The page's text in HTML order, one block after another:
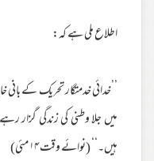
اطلاع ملی ہے کہ:
’’خدائی خدمتگار تحریک کے
میں جلا وطنی کی زندگی گزار
ہیں۔‘‘ (نوائے وقت ۱۴ مئی)